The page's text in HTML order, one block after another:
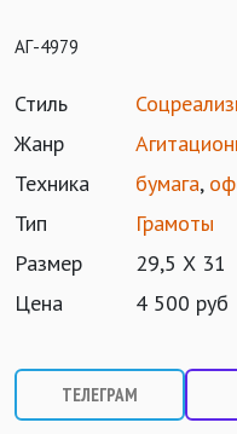
АГ-4979
Стиль
Жанр
Техника
бумага,
Тип
Грамоты
Размер
29,5 Х 31
Цена
4 500 руб
ТЕЛЕГРАМ